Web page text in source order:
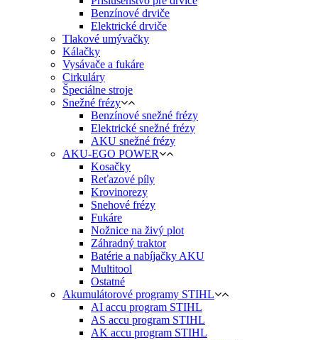
Benzínové drviče
Elektrické drviče
Tlakové umývačky
Kálačky
Vysávače a fukáre
Cirkuláry
Špeciálne stroje
Snežné frézy
Benzínové snežné frézy
Elektrické snežné frézy
AKU snežné frézy
AKU-EGO POWER
Kosačky
Reťazové píly
Krovinorezy
Snehové frézy
Fukáre
Nožnice na živý plot
Záhradný traktor
Batérie a nabíjačky AKU
Multitool
Ostatné
Akumulátorové programy STIHL
AI accu program STIHL
AS accu program STIHL
AK accu program STIHL